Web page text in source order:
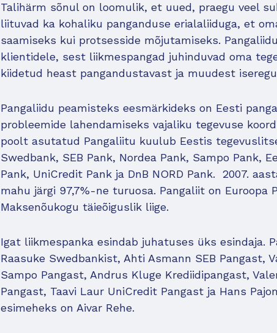
Talihärm sõnul on loomulik, et uued, praegu veel
liituvad ka kohaliku panganduse erialaliiduga, et
saamiseks kui protsesside mõjutamiseks.
klientidele, sest liikmespangad juhinduvad oma
kiidetud heast pangandustavast ja muudest
Pangaliidu peamisteks eesmärkideks on Eesti
probleemide lahendamiseks vajaliku tegevuse
poolt asutatud Pangaliitu kuulub Eestis
Swedbank, SEB Pank, Nordea Pank, Sampo Pank,
Pank, UniCredit Pank ja DnB NORD Pank. 2007.
mahu järgi 97,7%-ne turuosa. Pangaliit on Euroopa
Maksenõukogu täieõiguslik liige.
Igat liikmespanka esindab juhatuses üks esindaja.
Raasuke Swedbankist, Ahti Asmann SEB Pangast,
Sampo Pangast, Andrus Kluge Krediidipangast,
Pangast, Taavi Laur UniCredit Pangast ja Hans
esimeheks on Aivar Rehe.